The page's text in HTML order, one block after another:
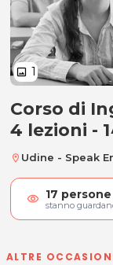
image 1
Corso di
Corso di
4 lezioni -
location_on Udine - Speak
visibility 17 persone
stanno
ALTRE